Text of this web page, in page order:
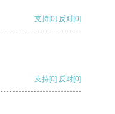
支持[0] 反对[0]
支持[0] 反对[0]